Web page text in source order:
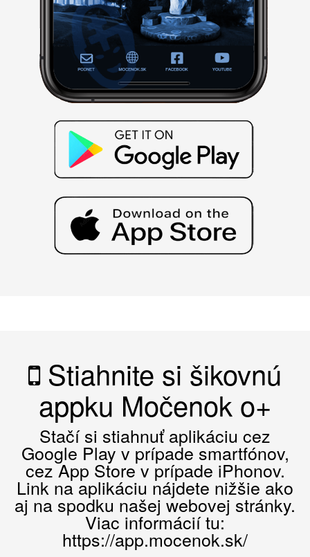
Stiahnite si šikovnú
appku Močenok o+
Stačí si stiahnuť aplikáciu cez
Google Play v prípade smartfónov,
cez App Store v prípade iPhonov.
Link na aplikáciu nájdete nižšie ako
aj na spodku našej webovej stránky.
Viac informácií tu:
https://app.mocenok.sk/